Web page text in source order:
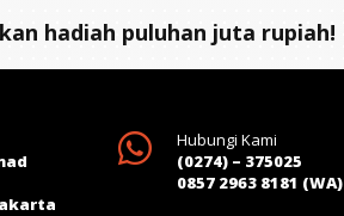
hadiah puluhan juta rupiah!

Hubungi Kami
(0274) – 375025
0857 2963 8181 (WA)